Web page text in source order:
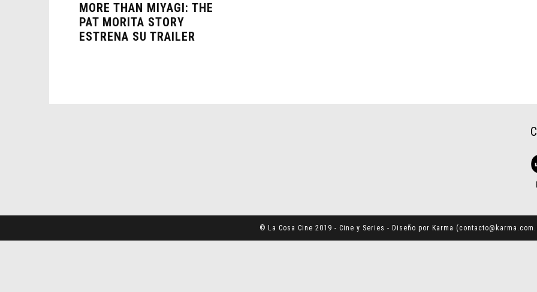
MORE THAN MIYAGI: THE
PAT MORITA STORY
ESTRENA SU TRAILER
© La Cosa Cine 2019 - Cine y Series - Diseño por Karma (